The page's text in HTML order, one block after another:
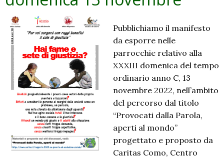
Pubblichiamo il manifesto
da esporre nelle
parrocchie relativo alla
XXXIII domenica del tempo
ordinario anno C, 13
novembre 2022, nell’ambito
del percorso dal titolo
“Provocati dalla Parola,
aperti al mondo”
progettato e proposto da
Caritas Como, Centro